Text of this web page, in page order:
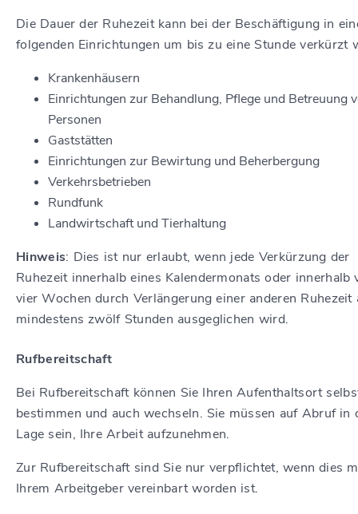
Die Dauer der Ruhezeit kann bei der Beschäftigung in
folgenden Einrichtungen um bis zu eine Stunde verkürzt
Krankenhäusern
Einrichtungen zur Behandlung, Pflege und Betreuung
Personen
Gaststätten
Einrichtungen zur Bewirtung und Beherbergung
Verkehrsbetrieben
Rundfunk
Landwirtschaft und Tierhaltung
Hinweis: Dies ist nur erlaubt, wenn jede Verkürzung der
Ruhezeit innerhalb eines Kalendermonats oder innerhalb
vier Wochen durch Verlängerung einer anderen Ruhezeit
mindestens zwölf Stunden ausgeglichen wird.
Rufbereitschaft
Bei Rufbereitschaft können Sie Ihren Aufenthaltsort
bestimmen und auch wechseln. Sie müssen auf Abruf in
Lage sein, Ihre Arbeit aufzunehmen.
Zur Rufbereitschaft sind Sie nur verpflichtet, wenn dies
Ihrem Arbeitgeber vereinbart worden ist.